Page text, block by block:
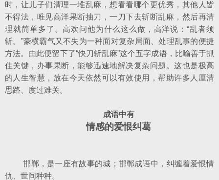
时，让儿子们清理一堆乱麻，想看看哪个更优秀，其他人皆
不得法，唯见高洋果断抽刀，一刀下去斩断乱麻，然后再清
理就简单多了。高欢问他为什么这么做，高洋说：“乱者须
斩。”豪横霸气又不失为一种面对复杂局面、处理乱事的便捷
方法。由此便留下了“快刀斩乱麻”这个五字成语，比喻善于抓
住关键，办事果断，能够迅速地解决复杂问题。这也是极高
的人生智慧，放在今天依然可以有效使用，帮助许多人厘清
思路、度过难关。
成语中有
情感的爱恨纠葛
邯郸，是一座有故事的城；邯郸成语中，纠缠着爱恨情
仇、世间种种。